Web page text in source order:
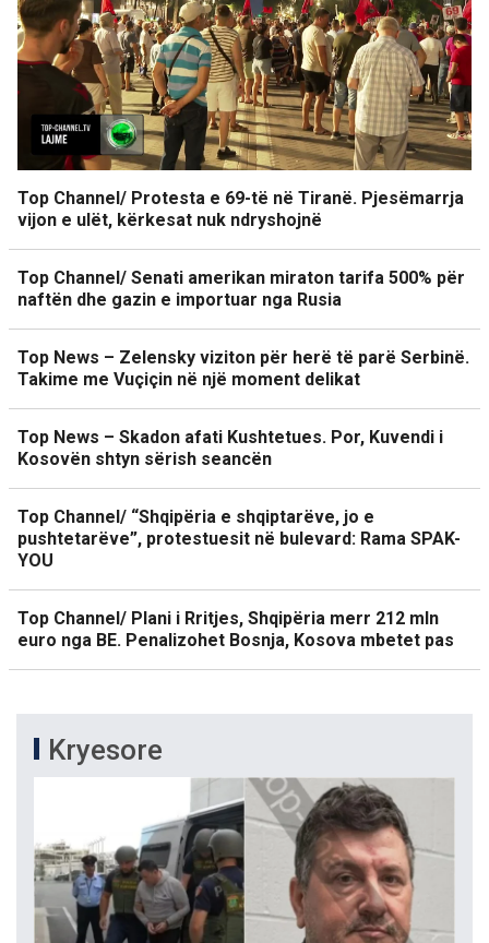
Top Channel/ Protesta e 69-të në Tiranë. Pjesëmarrja
vijon e ulët, kërkesat nuk ndryshojnë
Top Channel/ Senati amerikan miraton tarifa 500% për
naftën dhe gazin e importuar nga Rusia
Top News – Zelensky viziton për herë të parë Serbinë.
Takime me Vuçiçin në një moment delikat
Top News – Skadon afati Kushtetues. Por, Kuvendi i
Kosovën shtyn sërish seancën
Top Channel/ “Shqipëria e shqiptarëve, jo e
pushtetarëve”, protestuesit në bulevard: Rama SPAK-
YOU
Top Channel/ Plani i Rritjes, Shqipëria merr 212 mln
euro nga BE. Penalizohet Bosnja, Kosova mbetet pas
Kryesore